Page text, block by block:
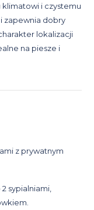
i czystemu
zapewnia dobry
lokalizacji
na piesze i
z prywatnym
sypialniami,